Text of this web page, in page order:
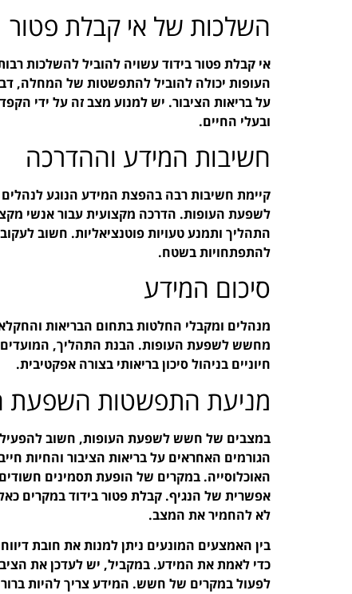
השלכות של אי קבלת פטור
אי קבלת פטור בידוד עשויה להוביל להשלכות
העופות יכולה להוביל להתפשטות של המחלה,
על בריאות הציבור. יש למנוע מצב זה על ידי
ובעלי החיים.
חשיבות המידע וההדרכה
קיימת חשיבות רבה בהפצת המידע הנוגע
לשפעת העופות. הדרכה מקצועית עבור אנשי
התהליך ותמנע טעויות פוטנציאליות. חשוב
להתפתחויות בשטח.
סיכום המידע
מנהלים ומקבלי החלטות בתחום הבריאות
מחשש לשפעת העופות. הבנת התהליך, המועדים
חיוניים בניהול סיכון בריאותי בצורה אפקטיבית.
מניעת התפשטות השפעת
במצבים של חשש לשפעת העופות, חשוב
הגורמים האחראים על בריאות הציבור והחיות
האוכלוסייה. במקרים של הופעת תסמינים
אפשרית של הנגיף. קבלת פטור בידוד במקרים
לא להחמיר את המצב.
בין האמצעים המונעים ניתן למנות את חובת
כדי לאמת את המידע. במקביל, יש לעדכן את
לפעול במקרים של חשש. המידע צריך להיות ברור